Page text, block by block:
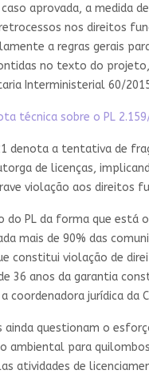
caso aprovada, a medida
nos direitos
a regras gerais
no texto do
Interministerial 60/
técnica sobre o PL
denota a tentativa de
de licenças,
violação aos direitos
do PL da forma que
mais de 90% das
constitui violação de
36 anos da garantia
coordenadora jurídica da
ainda questionam o
ambiental para
atividades de